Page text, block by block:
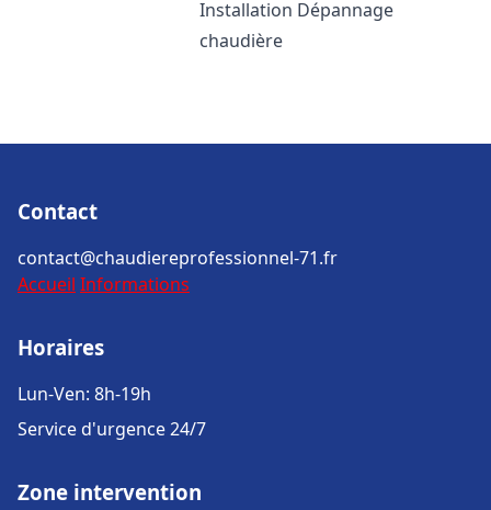
Installation Dépannage
chaudière
Contact
contact@chaudiereprofessionnel-71.fr
Accueil Informations
Horaires
Lun-Ven: 8h-19h
Service d'urgence 24/7
Zone intervention